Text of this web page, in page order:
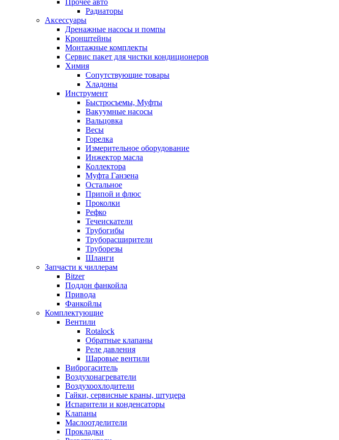
Прочее авто
Радиаторы
Аксессуары
Дренажные насосы и помпы
Кронштейны
Монтажные комплекты
Сервис пакет для чистки кондиционеров
Химия
Сопутствующие товары
Хладоны
Инструмент
Быстросъемы, Муфты
Вакуумные насосы
Вальцовка
Весы
Горелка
Измерительное оборудование
Инжектор масла
Коллектора
Муфта Ганзена
Остальное
Припой и флюс
Проколки
Рефко
Течеискатели
Трубогибы
Труборасширители
Труборезы
Шланги
Запчасти к чиллерам
Bitzer
Поддон фанкойла
Привода
Фанкойлы
Комплектующие
Вентили
Rotalock
Обратные клапаны
Реле давления
Шаровые вентили
Виброгаситель
Воздухонагреватели
Воздухоохлодители
Гайки, сервисные краны, штуцера
Испарители и конденсаторы
Клапаны
Маслоотделители
Прокладки